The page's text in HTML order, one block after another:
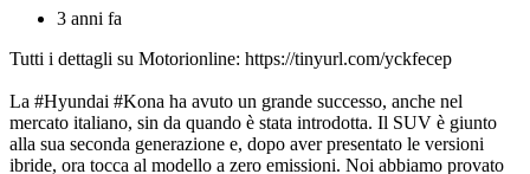
3 anni fa
Tutti i dettagli su Motorionline: https://tinyurl.com/yckfecep
La #Hyundai #Kona ha avuto un grande successo, anche nel
mercato italiano, sin da quando è stata introdotta. Il SUV è giunto
alla sua seconda generazione e, dopo aver presentato le versioni
ibride, ora tocca al modello a zero emissioni. Noi abbiamo provato